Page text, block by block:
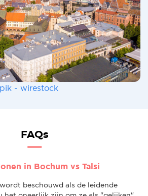
- wirestock
FAQs
in Bochum vs Talsi
beschouwd als de leidende